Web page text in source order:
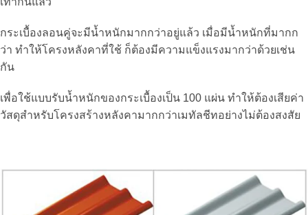
กระเบื้องลอนคู่จะมีน้ำหนักมากกว่าอยู่แล้ว เมื่อมีน้ำหนักที่มากก
ว่า ทำให้โครงหลังคาที่ใช้ ก็ต้องมีความแข็งแรงมากว่าด้วยเช่น
กัน
เพื่อใช้แบบรับน้ำหนักของกระเบื้องเป็น 100 แผ่น ทำให้ต้องเสียค่า
วัสดุสำหรับโครงสร้างหลังคามากกว่าเมทัลชีทอย่างไม่ต้องสงสัย